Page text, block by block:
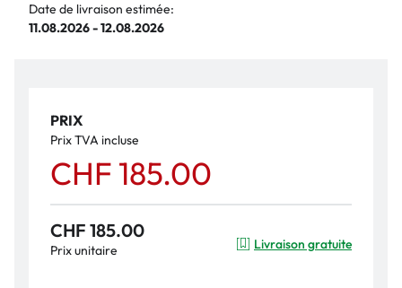
Date de livraison estimée:
11.08.2026 - 12.08.2026
PRIX
Prix TVA incluse
CHF 185.00
CHF 185.00
Prix unitaire Livraison gratuite